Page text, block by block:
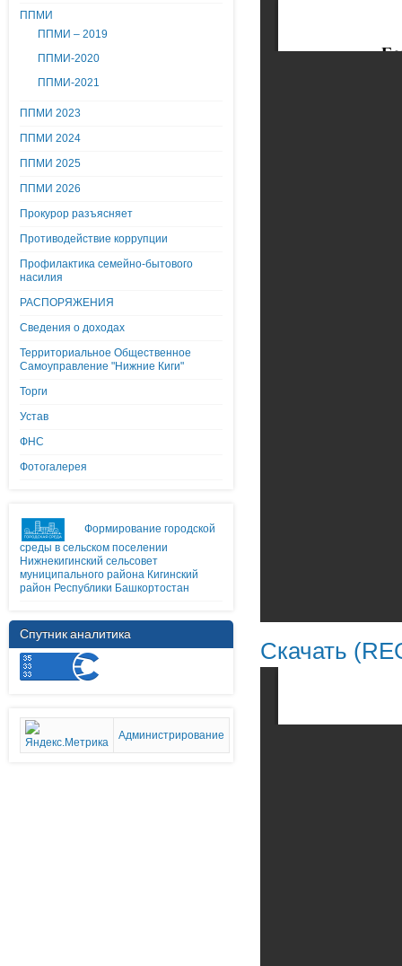
ППМИ
ППМИ – 2019
ППМИ-2020
ППМИ-2021
ППМИ 2023
ППМИ 2024
ППМИ 2025
ППМИ 2026
Прокурор разъясняет
Противодействие коррупции
Профилактика семейно-бытового
насилия
РАСПОРЯЖЕНИЯ
Сведения о доходах
Территориальное Общественное
Самоуправление "Нижние Киги"
Торги
Устав
ФНС
Фотогалерея
Формирование городской
среды в сельском поселении
Нижнекигинский сельсовет
муниципального района Кигинский
район Республики Башкортостан
Спутник аналитика
Администрирование
Скачать